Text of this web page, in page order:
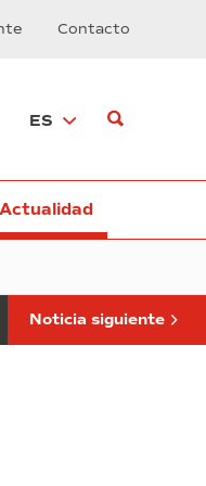
Contacto
ES
Actualidad
Sorigué
Premio
Noticia siguiente